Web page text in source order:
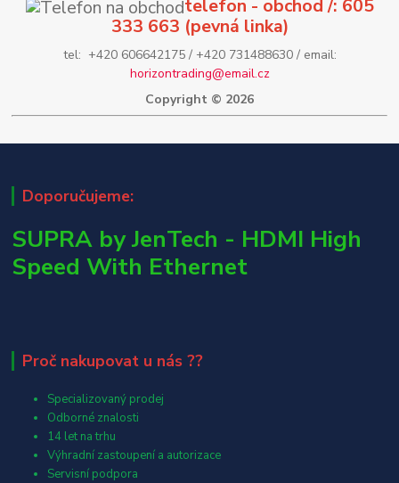
telefon - obchod /: 605
333 663 (pevná linka)
tel: +420 606642175 / +420 731488630 / email:
horizontrading@email.cz
Copyright © 2026
Doporučujeme:
SUPRA by JenTech - HDMI High
Speed With Ethernet
Proč nakupovat u nás ??
Specializovaný prodej
Odborné znalosti
14 let na trhu
Výhradní zastoupení a autorizace
Servisní podpora